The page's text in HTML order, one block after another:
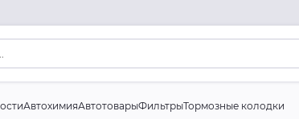
АвтохимияАвтотоварыФильтрыТормозные колодки